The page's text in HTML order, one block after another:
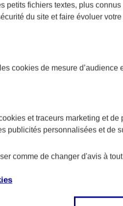
petits fichiers textes, plus
du site et faire évoluer
cookies de mesure d’audience
et traceurs marketing et de
publicités personnalisées et de
comme de changer d'avis à